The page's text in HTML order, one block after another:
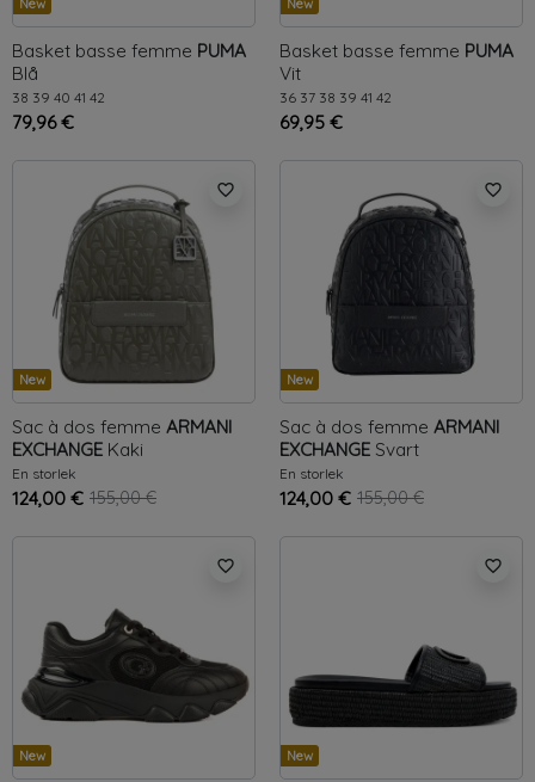
New
Basket basse femme PUMA
Blå
38 39 40 41 42
79,96 €
New
Basket basse femme PUMA
Vit
36 37 38 39 41 42
69,95 €
favorite_border
New
Sac à dos femme ARMANI
EXCHANGE Kaki
En storlek
124,00 € 155,00 €
favorite_border
New
Sac à dos femme ARMANI
EXCHANGE Svart
En storlek
124,00 € 155,00 €
favorite_border
New
favorite_border
New